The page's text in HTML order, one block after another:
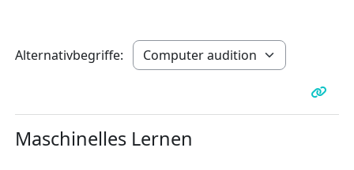
Alternativbegriffe:
Maschinelles Lernen